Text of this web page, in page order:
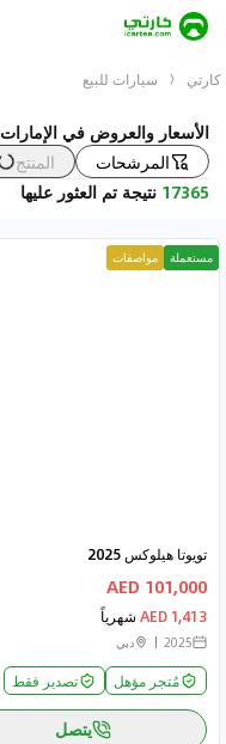
كارتي سيارات للبيع
الأسعار والعروض في الإمارات
المرشحات
المنتج
17365 نتيجة تم العثور عليها
مستعملة مواصفات
تويوتا هيلوكس 2025
101,000 AED
1,413 AED شهرياً
2025 دبي
مُتجر مؤهل تصدير فقط
يتصل